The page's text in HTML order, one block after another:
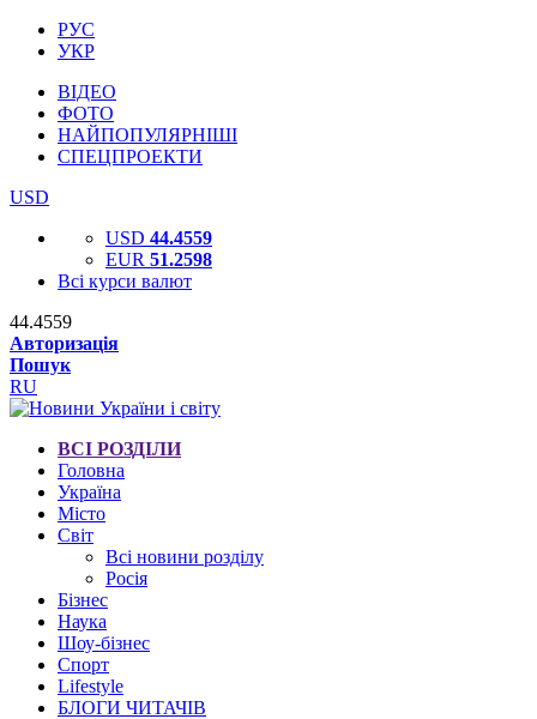
РУС
УКР
ВІДЕО
ФОТО
НАЙПОПУЛЯРНІШІ
СПЕЦПРОЕКТИ
USD
USD 44.4559
EUR 51.2598
Всі курси валют
44.4559
Авторизація
Пошук
RU
ВСІ РОЗДІЛИ
Головна
Україна
Місто
Світ
Всі новини розділу
Росія
Бізнес
Наука
Шоу-бізнес
Спорт
Lifestyle
БЛОГИ ЧИТАЧІВ